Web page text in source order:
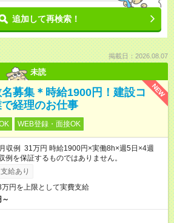
追加して再検索！
掲載日：2026.08.07
未読
NEW
名募集＊時給1900円！建設コ
経理のお仕事
WEB登録・面接OK
収例 31万円 時給1900円×実働8h×週5日×4週
を保証するものではありません。
給あり
万円を上限として実費支給